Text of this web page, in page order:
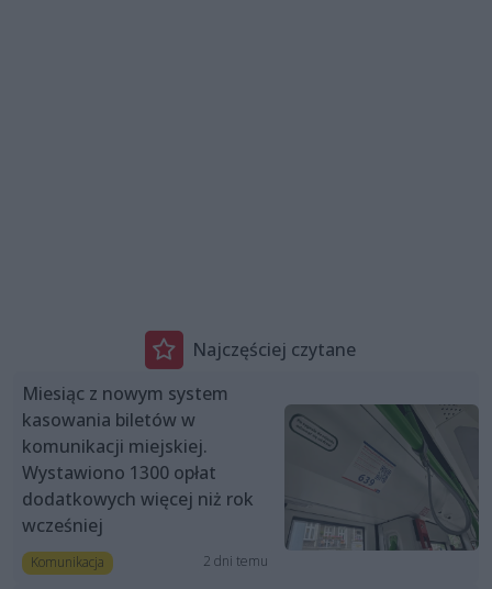
Najczęściej czytane
Miesiąc z nowym system
kasowania biletów w
komunikacji miejskiej.
Wystawiono 1300 opłat
dodatkowych więcej niż rok
wcześniej
Komunikacja 2 dni temu